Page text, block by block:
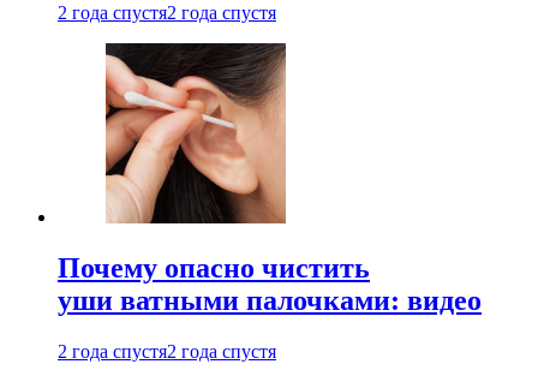
2 года спустя2 года спустя
Почему опасно чистить
уши ватными палочками: видео
2 года спустя2 года спустя